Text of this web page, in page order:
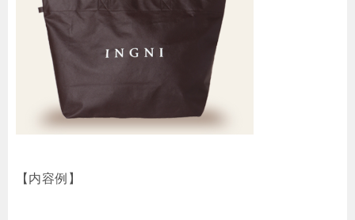
【内容例】